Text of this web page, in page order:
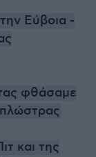
Εύβοια -
φθάσαμε
και της